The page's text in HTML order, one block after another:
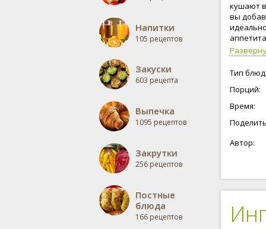
Напитки
105 рецептов
Закуски
603 рецепта
Выпечка
1095 рецептов
Закрутки
256 рецептов
Постные
блюда
166 рецептов
кушают
вы
Тип
Порций:
Время:
Автор: